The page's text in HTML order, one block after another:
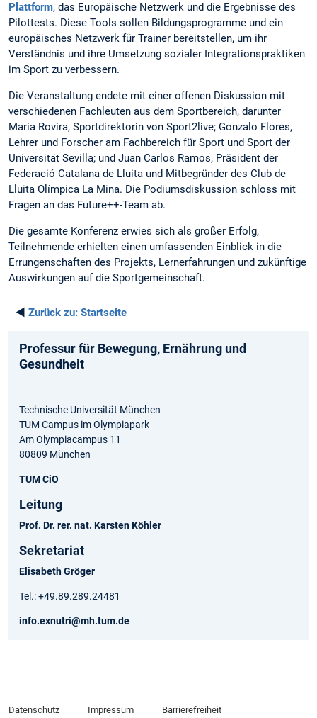
Plattform, das Europäische Netzwerk und die Ergebnisse des
Pilottests. Diese Tools sollen Bildungsprogramme und ein
europäisches Netzwerk für Trainer bereitstellen, um ihr
Verständnis und ihre Umsetzung sozialer Integrationspraktiken
im Sport zu verbessern.
Die Veranstaltung endete mit einer offenen Diskussion mit
verschiedenen Fachleuten aus dem Sportbereich, darunter
Maria Rovira, Sportdirektorin von Sport2live; Gonzalo Flores,
Lehrer und Forscher am Fachbereich für Sport und Sport der
Universität Sevilla; und Juan Carlos Ramos, Präsident der
Federació Catalana de Lluita und Mitbegründer des Club de
Lluita Olímpica La Mina. Die Podiumsdiskussion schloss mit
Fragen an das Future++-Team ab.
Die gesamte Konferenz erwies sich als großer Erfolg,
Teilnehmende erhielten einen umfassenden Einblick in die
Errungenschaften des Projekts, Lernerfahrungen und zukünftige
Auswirkungen auf die Sportgemeinschaft.
◄ Zurück zu: Startseite
Professur für Bewegung, Ernährung und
Gesundheit
Technische Universität München
TUM Campus im Olympiapark
Am Olympiacampus 11
80809 München
TUM CiO
Leitung
Prof. Dr. rer. nat. Karsten Köhler
Sekretariat
Elisabeth Gröger
Tel.: +49.89.289.24481
info.exnutri@mh.tum.de
Datenschutz Impressum Barrierefreiheit